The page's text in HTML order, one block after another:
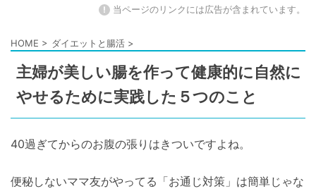
! 当ページのリンクには広告が含まれています。
HOME > ダイエットと腸活 >
主婦が美しい腸を作って健康的に自然に
やせるために実践した５つのこと
40過ぎてからのお腹の張りはきついですよね。
便秘しないママ友がやってる「お通じ対策」は簡単じゃな